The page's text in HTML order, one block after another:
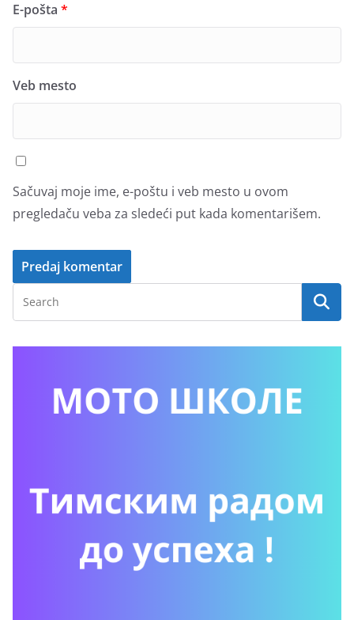
E-pošta *
Veb mesto
Sačuvaj moje ime, e-poštu i veb mesto u ovom
pregledaču veba za sledeći put kada komentarišem.